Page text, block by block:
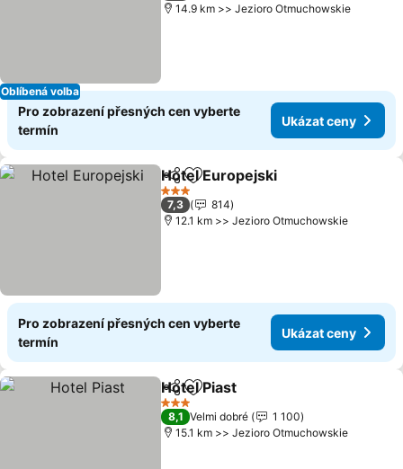
Oblíbená volba
14.9 km >> Jezioro Otmuchowskie
Pro zobrazení přesných cen vyberte
termín
Ukázat ceny
SdíletPřidat na seznam oblíbených
Hotel Europejski
3 Počet hvězdiček
7,3
814
12.1 km >> Jezioro Otmuchowskie
Pro zobrazení přesných cen vyberte
termín
Ukázat ceny
SdíletPřidat na seznam oblíbených
Hotel Piast
3 Počet hvězdiček
8,1 Velmi dobré
1 100
15.1 km >> Jezioro Otmuchowskie